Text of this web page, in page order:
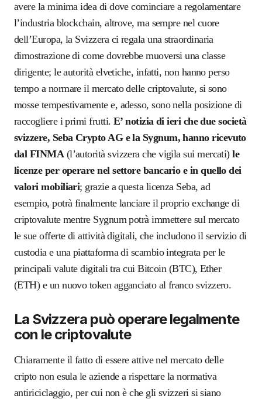
avere la minima idea di dove cominciare a regolamentare
l’industria blockchain, altrove, ma sempre nel cuore
dell’Europa, la Svizzera ci regala una straordinaria
dimostrazione di come dovrebbe muoversi una classe
dirigente; le autorità elvetiche, infatti, non hanno perso
tempo a normare il mercato delle criptovalute, si sono
mosse tempestivamente e, adesso, sono nella posizione di
raccogliere i primi frutti. E’ notizia di ieri che due società
svizzere, Seba Crypto AG e la Sygnum,hanno ricevuto
dal FINMA(l’autorità svizzera che vigila sui mercati)le
licenze per operare nel settore bancario e in quello dei
valori mobiliari; grazie a questa licenza Seba, ad
esempio, potrà finalmente lanciare il proprio exchange di
criptovalute mentre Sygnum potrà immettere sul mercato
le sue offerte di attività digitali, che includono il servizio di
custodia e una piattaforma di scambio integrata per le
principali valute digitali tra cui Bitcoin (BTC), Ether
(ETH) e un nuovo token agganciato al franco svizzero.
La Svizzera può operare legalmente
con le criptovalute
Chiaramente il fatto di essere attive nel mercato delle
cripto non esula le aziende a rispettare la normativa
antiriciclaggio, per cui non è che gli svizzeri si siano